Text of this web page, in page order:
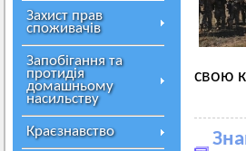
Захист прав
споживачів
Запобігання та
протидія
домашньому
насильству
Краєзнавство
свою